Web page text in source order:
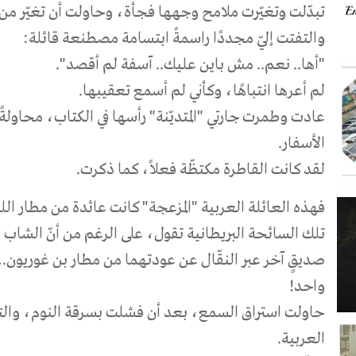
تبدّلت وتغيّرت ملامح وجهها فجأة، وحاولت أن تغيّر
والتفتت إليّ مجددًا راسمةً ابتسامة مصطنعة قائلة:
"أها.. نعم.. مش باين عليك.. آسفة لم أقصد".
لم أعرها انتباهًا، وكأني لم أسمع تعقيبها.
عادت وطمرت جارتي "المتديّنة" رأسها في الكتاب،
الأسفار.
لقد كانت القاطرة مكتظّة فعلاً، كما ذكرت.
فهذه العائلة العربية "المزعجة" كانت عائدة من
تلك السائحة البريطانية تقول، على الرغم من أنّ
صديقٍ آخر عبر النقّال عن عودتهما من مطار بن
واحد!
حاولت استراق السمع، بعد أن فشلت بسرقة النوم،
العربية.